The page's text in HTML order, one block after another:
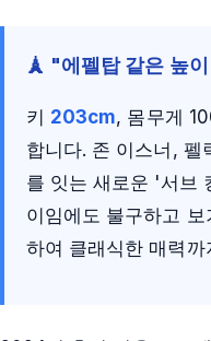
🗼 "에펠탑 같은 높
키 203cm, 몸무게
합니다. 존 이스너, 펠
를 잇는 새로운 '서브
이임에도 불구하고 보
하여 클래식한 매력까